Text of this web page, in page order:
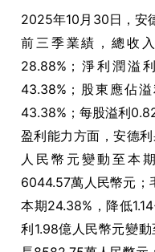
2025年10月30日，安
前三季業績，總收
28.88%；淨利潤溢
43.38%；股東應佔
43.38%；每股溢利
盈利能力方面，安德
人民幣元變動至本
6044.57萬人民幣元；
本期24.38%，降低
利1.98億人民幣元變